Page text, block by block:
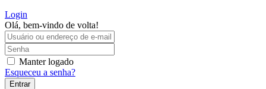
Login
Olá, bem-vindo de volta!
Manter logado
Esqueceu a senha?
Entrar